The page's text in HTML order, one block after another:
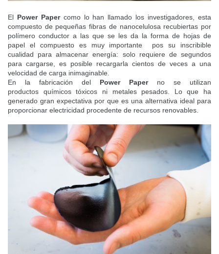
El Power Papercomo lo han llamado los investigadores, esta
compuesto de pequeñas fibras de nanocelulosa recubiertas por
polímero conductor a las que se les da la forma de hojas de
papel el compuesto es muy importante pos su inscribible
cualidad para almacenar energía: solo requiere de segundos
para cargarse, es posible recargarla cientos de veces a una
velocidad de carga inimaginable.
En la fabricación del Power Paperno se utilizan
productos químicos tóxicos ni metales pesados. Lo que ha
generado gran expectativa por que es una alternativa ideal para
proporcionar electricidad procedente de recursos renovables.